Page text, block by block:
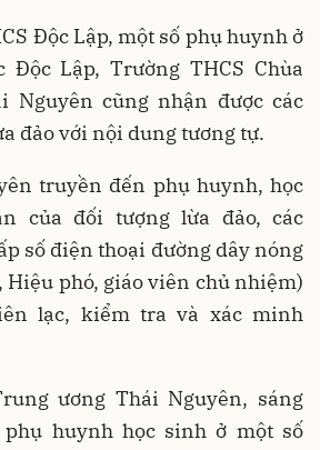
Độc Lập, một số phụ huynh ở
Độc Lập, Trường THCS Chùa
Nguyên cũng nhận được các
đảo với nội dung tương tự.
truyền đến phụ huynh, học
của đối tượng lừa đảo, các
số điện thoại đường dây nóng
Hiệu phó, giáo viên chủ nhiệm)
lạc, kiểm tra và xác minh
ương Thái Nguyên, sáng
huynh học sinh ở một số